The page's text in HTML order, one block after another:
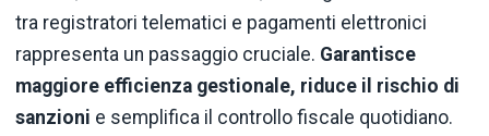
tra registratori telematici e pagamenti elettronici
rappresenta un passaggio cruciale. Garantisce
maggiore efficienza gestionale, riduce il rischio di
sanzioni e semplifica il controllo fiscale quotidiano.